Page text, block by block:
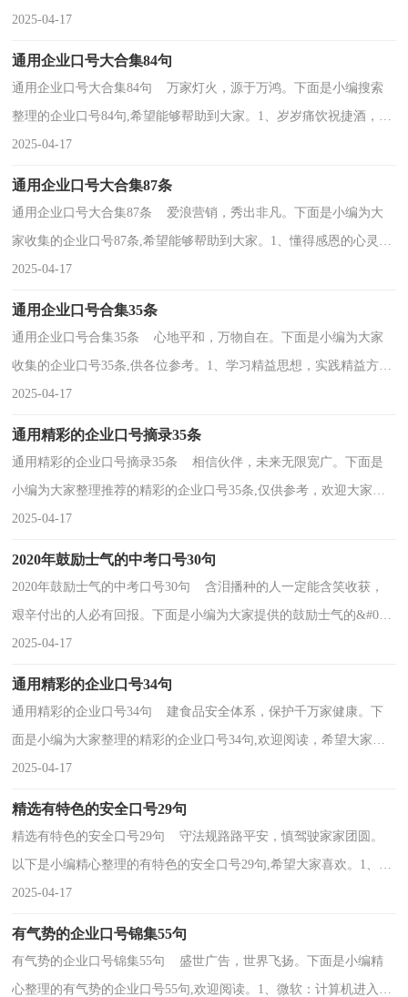
欢迎参考。1、做事不贪大，做人不计小。2、鼓励科...
2025-04-17
通用企业口号大合集84句
通用企业口号大合集84句 万家灯火，源于万鸿。下面是小编搜索
整理的企业口号84句,希望能够帮助到大家。1、岁岁痛饮祝捷酒，
[生肖]年怒放报春花。2、文化是企业无法替代的资...
2025-04-17
通用企业口号大合集87条
通用企业口号大合集87条 爱浪营销，秀出非凡。下面是小编为大
家收集的企业口号87条,希望能够帮助到大家。1、懂得感恩的心灵，
是世界上最美的心灵。2、勤俭节约，爱护公物，以司...
2025-04-17
通用企业口号合集35条
通用企业口号合集35条 心地平和，万物自在。下面是小编为大家
收集的企业口号35条,供各位参考。1、学习精益思想，实践精益方
法，领悟精益管理，打造精益企业。2、致力于提供使工...
2025-04-17
通用精彩的企业口号摘录35条
通用精彩的企业口号摘录35条 相信伙伴，未来无限宽广。下面是
小编为大家整理推荐的精彩的企业口号35条,仅供参考，欢迎大家阅
读。1、体验竞争获胜和击败对手的`感觉。2、创业...
2025-04-17
2020年鼓励士气的中考口号30句
2020年鼓励士气的中考口号30句 含泪播种的人一定能含笑收获，
艰辛付出的人必有回报。下面是小编为大家提供的鼓励士气的&#039;
中考口号30句,仅供参考，希望能够帮助到大家。1、天...
2025-04-17
通用精彩的企业口号34句
通用精彩的企业口号34句 建食品安全体系，保护千万家健康。下
面是小编为大家整理的精彩的企业口号34句,欢迎阅读，希望大家能
够喜欢。1、吉利汽车愿景：让世界充满吉利。2、没...
2025-04-17
精选有特色的安全口号29句
精选有特色的安全口号29句 守法规路路平安，慎驾驶家家团圆。
以下是小编精心整理的有特色的安全口号29句,希望大家喜欢。1、全
力投入春运交通安全竞赛活动，打胜新年交通安全...
2025-04-17
有气势的企业口号锦集55句
有气势的企业口号锦集55句 盛世广告，世界飞扬。下面是小编精
心整理的有气势的企业口号55句,欢迎阅读。1、微软：计算机进入家